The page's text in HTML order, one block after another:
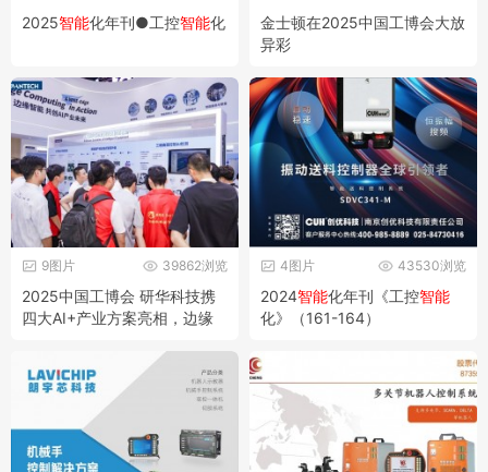
2025智能化年刊●工控智能化
金士顿在2025中国工博会大放
异彩
39862浏览
9图片
2025中国工博会 研华科技携
四大AI+产业方案亮相，边缘
43530浏览
4图片
2024智能化年刊《工控智能
化》（161-164）